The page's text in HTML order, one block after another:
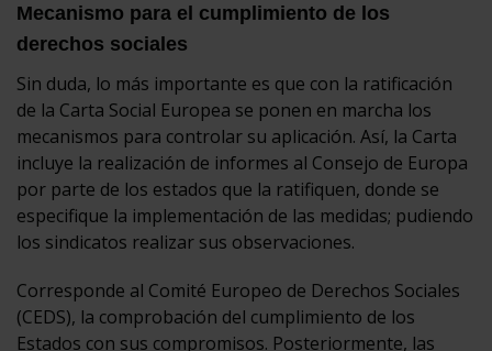
Mecanismo para el cumplimiento de los
derechos sociales
Sin duda, lo más importante es que con la ratificación
de la Carta Social Europea se ponen en marcha los
mecanismos para controlar su aplicación. Así, la Carta
incluye la realización de informes al Consejo de Europa
por parte de los estados que la ratifiquen, donde se
especifique la implementación de las medidas; pudiendo
los sindicatos realizar sus observaciones.
Corresponde al Comité Europeo de Derechos Sociales
(CEDS), la comprobación del cumplimiento de los
Estados con sus compromisos. Posteriormente, las